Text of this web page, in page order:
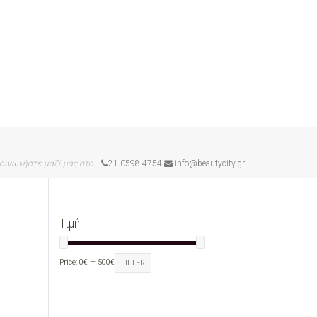
μαζί μας στο 21 0598 4754 info@beautycity.gr
Τιμή
FILTER
Price: 0€ — 500€